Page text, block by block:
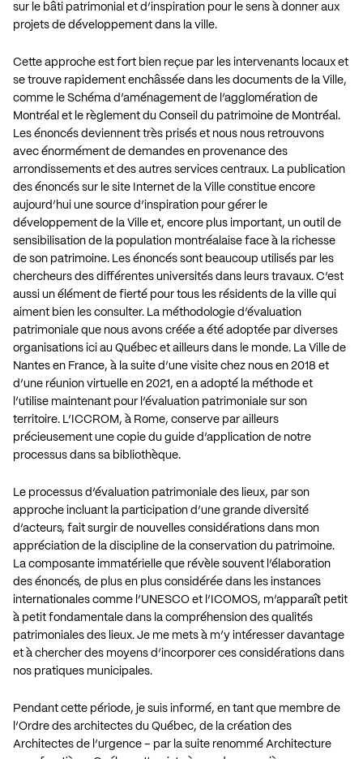
sur le bâti patrimonial et d’inspiration pour le sens à donner aux
projets de développement dans la ville.
Cette approche est fort bien reçue par les intervenants locaux et
se trouve rapidement enchâssée dans les documents de la Ville,
comme le Schéma d’aménagement de l’agglomération de
Montréal et le règlement du Conseil du patrimoine de Montréal.
Les énoncés deviennent très prisés et nous nous retrouvons
avec énormément de demandes en provenance des
arrondissements et des autres services centraux. La publication
des énoncés sur le site Internet de la Ville constitue encore
aujourd’hui une source d’inspiration pour gérer le
développement de la Ville et, encore plus important, un outil de
sensibilisation de la population montréalaise face à la richesse
de son patrimoine. Les énoncés sont beaucoup utilisés par les
chercheurs des différentes universités dans leurs travaux. C’est
aussi un élément de fierté pour tous les résidents de la ville qui
aiment bien les consulter. La méthodologie d’évaluation
patrimoniale que nous avons créée a été adoptée par diverses
organisations ici au Québec et ailleurs dans le monde. La Ville de
Nantes en France, à la suite d’une visite chez nous en 2018 et
d’une réunion virtuelle en 2021, en a adopté la méthode et
l’utilise maintenant pour l’évaluation patrimoniale sur son
territoire. L’ICCROM, à Rome, conserve par ailleurs
précieusement une copie du guide d’application de notre
processus dans sa bibliothèque.
Le processus d’évaluation patrimoniale des lieux, par son
approche incluant la participation d’une grande diversité
d’acteurs, fait surgir de nouvelles considérations dans mon
appréciation de la discipline de la conservation du patrimoine.
La composante immatérielle que révèle souvent l’élaboration
des énoncés, de plus en plus considérée dans les instances
internationales comme l’UNESCO et l’ICOMOS, m’apparaît petit
à petit fondamentale dans la compréhension des qualités
patrimoniales des lieux. Je me mets à m’y intéresser davantage
et à chercher des moyens d’incorporer ces considérations dans
nos pratiques municipales.
Pendant cette période, je suis informé, en tant que membre de
l’Ordre des architectes du Québec, de la création des
Architectes de l’urgence – par la suite renommé Architecture